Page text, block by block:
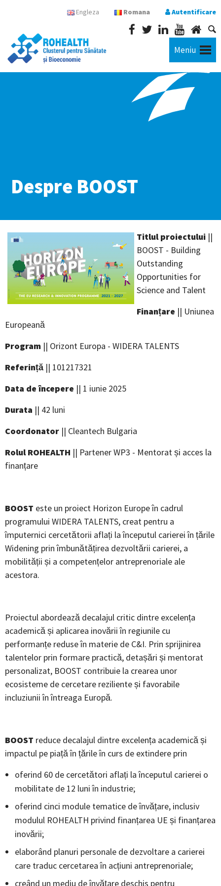
Engleza Romana Autentificare
Meniu
Despre BOOST
Titlul proiectului||
BOOST - Building
Outstanding
Opportunities for
Science and Talent
Finanțare || Uniunea
Europeană
Program || Orizont Europa - WIDERA TALENTS
Referință || 101217321
Data de începere || 1 iunie 2025
Durata || 42 luni
Coordonator || Cleantech Bulgaria
Rolul ROHEALTH || Partener WP3 - Mentorat și acces la
finanțare
BOOST este un proiect Horizon Europe în cadrul
programului WIDERA TALENTS, creat pentru a
împuternici cercetătorii aflați la începutul carierei în țările
Widening prin îmbunătățirea dezvoltării carierei, a
mobilității și a competențelor antreprenoriale ale
acestora.
Proiectul abordează decalajul critic dintre excelența
academică și aplicarea inovării în regiunile cu
performanțe reduse în materie de C&I. Prin sprijinirea
talentelor prin formare practică, detașări și mentorat
personalizat, BOOST contribuie la crearea unor
ecosisteme de cercetare reziliente și favorabile
incluziunii în întreaga Europă.
BOOST reduce decalajul dintre excelența academică și
impactul pe piață în țările în curs de extindere prin
oferind 60 de cercetători aflați la începutul carierei o
mobilitate de 12 luni în industrie;
oferind cinci module tematice de învățare, inclusiv
modulul ROHEALTH privind finanțarea UE și finanțarea
inovării;
elaborând planuri personale de dezvoltare a carierei
care traduc cercetarea în acțiuni antreprenoriale;
creând un mediu de învățare deschis pentru